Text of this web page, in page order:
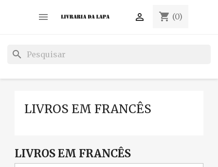
 shopping_cart (0)

search
LIVROS EM FRANCÊS
LIVROS EM FRANCÊS